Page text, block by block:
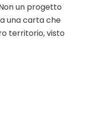
un progetto
una carta che
territorio, visto